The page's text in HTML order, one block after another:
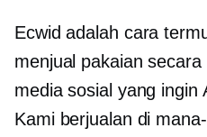
Ecwid adalah cara
menjual pakaian
media sosial yang ingin
Kami berjualan di